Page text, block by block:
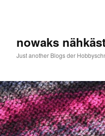
nowaks
Just another Blogs der